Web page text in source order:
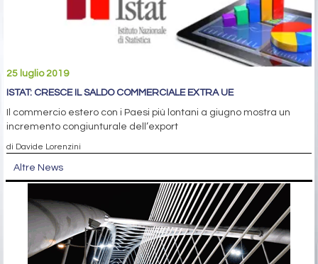
25 luglio 2019
ISTAT: CRESCE IL SALDO COMMERCIALE EXTRA UE
Il commercio estero con i Paesi più lontani a giugno mostra un
incremento congiunturale dell’export
di Davide Lorenzini
Altre News